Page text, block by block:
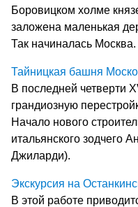
Боровицком холме
заложена маленькая
Так начиналась Москва.
Тайницкая башня
В последней четверти
грандиозную
Начало нового
итальянского зодчего
Джиларди).
Экскурсия на
В этой работе